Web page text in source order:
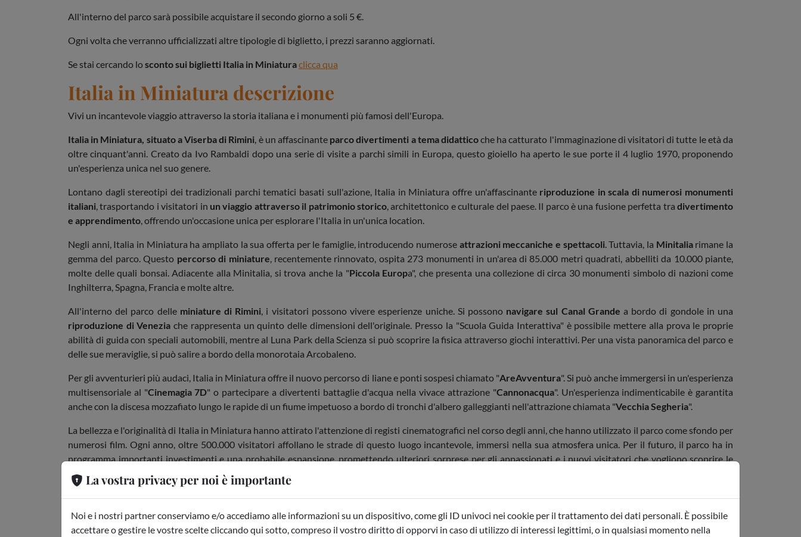
All'interno del parco sarà possibile acquistare il secondo giorno a soli 5 €.
Ogni volta che verranno ufficializzati altre tipologie di biglietto, i prezzi saranno aggiornati.
Se stai cercando losconto sui biglietti Italia in Miniaturaclicca qua
Italia in Miniatura descrizione
Vivi un incantevole viaggio attraverso la storia italiana e i monumenti più famosi dell'Europa.
Italia in Miniatura, situato a Viserba di Rimini, è un affascinante parco divertimenti a tema didatticoche ha catturato l'immaginazione di visitatori di tutte le età da
oltre cinquant'anni. Creato da Ivo Rambaldi dopo una serie di visite a parchi simili in Europa, questo gioiello ha aperto le sue porte il 4 luglio 1970, proponendo
un'esperienza unica nel suo genere.
Lontano dagli stereotipi dei tradizionali parchi tematici basati sull'azione, Italia in Miniatura offre un'affascinante riproduzione in scala di numerosi monumenti
italiani, trasportando i visitatori in un viaggio attraverso il patrimonio storico, architettonico e culturale del paese. Il parco è una fusione perfetta tradivertimento
e apprendimento, offrendo un'occasione unica per esplorare l'Italia in un'unica location.
Negli anni, Italia in Miniatura ha ampliato la sua offerta per le famiglie, introducendo numerose attrazioni meccaniche e spettacoli. Tuttavia, la Minitaliarimane la
gemma del parco. Questo percorso di miniature, recentemente rinnovato, ospita 273 monumenti in un'area di 85.000 metri quadrati, abbelliti da 10.000 piante,
molte delle quali bonsai. Adiacente alla Minitalia, si trova anche la "Piccola Europa", che presenta una collezione di circa 30 monumenti simbolo di nazioni come
Inghilterra, Spagna, Francia e molte altre.
All'interno del parco delle miniature di Rimini, i visitatori possono vivere esperienze uniche. Si possono navigare sul Canal Grande a bordo di gondole in una
riproduzione di Venezia che rappresenta un quinto delle dimensioni dell'originale. Presso la "Scuola Guida Interattiva" è possibile mettere alla prova le proprie
abilità di guida con speciali automobili, mentre al Luna Park della Scienza si può scoprire la fisica attraverso giochi interattivi. Per una vista panoramica del parco e
delle sue meraviglie, si può salire a bordo della monorotaia Arcobaleno.
Per gli avventurieri più audaci, Italia in Miniatura offre il nuovo percorso di liane e ponti sospesi chiamato "AreAvventura". Si può anche immergersi in un'esperienza
multisensoriale al "Cinemagia 7D" o partecipare a divertenti battaglie d'acqua nella vivace attrazione "Cannonacqua". Un'esperienza indimenticabile è garantita
anche con la discesa mozzafiato lungo le rapide di un fiume impetuoso a bordo di tronchi d'albero galleggianti nell'attrazione chiamata "Vecchia Segheria".
La bellezza e l'originalità di Italia in Miniatura hanno attirato l'attenzione di registi cinematografici nel corso degli anni, che hanno utilizzato il parco come sfondo per
numerosi film. Ogni anno, oltre 500.000 visitatori affollano le strade di questo luogo incantevole, immersi nella sua atmosfera unica. Per il futuro, il parco ha in
programma importanti investimenti e una probabile espansione, promettendo ulteriori sorprese per gli appassionati e i nuovi visitatori che vogliono scoprire le
meraviglie dell'Italia in un'unica, affascinante destinazione.
Non perdere uno dei parchiparchi Riviera Romagnolache ti faranno divertire e passare ore spensierate durante la stagione.
LA NOSTRA OFFERTA ITALIA IN MINIATURA
La vostra privacy per noi è importante
Noi e i nostri partner conserviamo e/o accediamo alle informazioni su un dispositivo, come gli ID univoci nei cookie per il trattamento dei dati personali. È possibile
accettare o gestire le vostre scelte cliccando qui sotto, compreso il vostro diritto di opporvi in caso di utilizzo di interessi legittimi, o in qualsiasi momento nella